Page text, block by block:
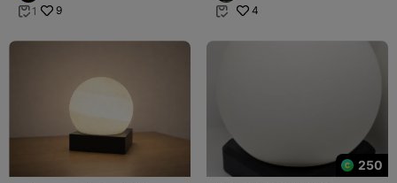
 1 9  4
250